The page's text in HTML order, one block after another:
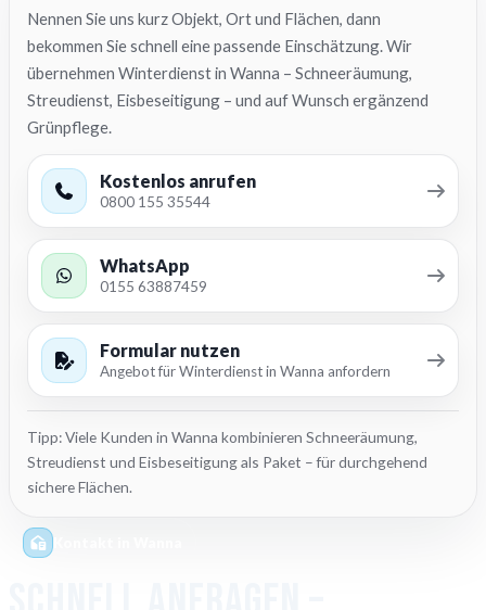
Nennen Sie uns kurz Objekt, Ort und Flächen, dann
bekommen Sie schnell eine passende Einschätzung. Wir
übernehmen Winterdienst in Wanna – Schneeräumung,
Streudienst, Eisbeseitigung – und auf Wunsch ergänzend
Grünpflege.
Kostenlos anrufen
0800 155 35544
WhatsApp
0155 63887459
Formular nutzen
Angebot für Winterdienst in Wanna anfordern
Tipp: Viele Kunden in Wanna kombinieren Schneeräumung,
Streudienst und Eisbeseitigung als Paket – für durchgehend
sichere Flächen.